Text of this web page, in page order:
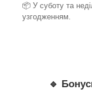
📦 У суботу та
узгодженням.
🔹